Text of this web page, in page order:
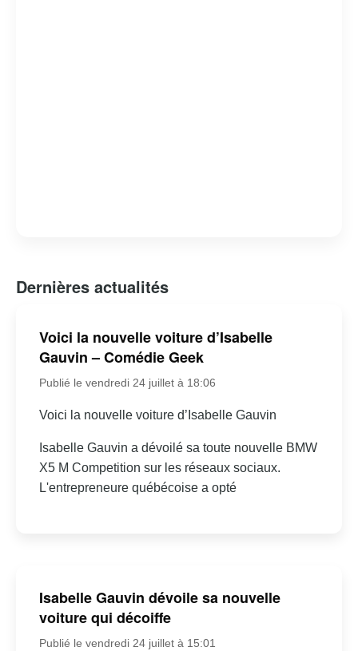
Dernières actualités
Voici la nouvelle voiture d’Isabelle
Gauvin – Comédie Geek
Publié le vendredi 24 juillet à 18:06
Voici la nouvelle voiture d’Isabelle Gauvin
Isabelle Gauvin a dévoilé sa toute nouvelle BMW
X5 M Competition sur les réseaux sociaux.
L'entrepreneure québécoise a opté
Isabelle Gauvin dévoile sa nouvelle
voiture qui décoiffe
Publié le vendredi 24 juillet à 15:01